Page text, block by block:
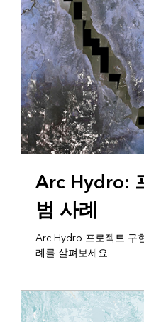
Arc Hydro:
범 사례
Arc Hydro 프로젝트 구
례를 살펴보세요.